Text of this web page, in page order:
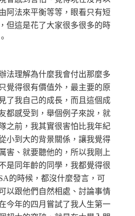
阿法來平衡等等，眼看只有短
但這是花了大家很多很多的時
理解為什麼我會付出那麼多
覺得很有價值外，最主要的原
了我自己的成長，而且這個成
都感受到，舉個例子來說，就
之前，我其實很害怕比我年紀
小到大的背景關係，讓我覺得
害、就要聽他的，所以我剛上
是同年齡的同學，我都覺得很
的時候，都沒什麼發言，可
以跟他們自然相處、討論事情
今年的四月嘗試了我人生第一